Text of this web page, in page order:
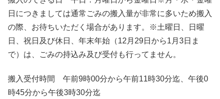
日につきましては通常ごみの搬入量が非常に多いため搬入
の際、お待ちいただく場合があります。※土曜日、日曜
日、祝日及び休日、年末年始（12月29日から1月3日ま
で）は、ごみの持込み及び受付も行ってません。
搬入受付時間 午前9時00分から午前11時30分迄、午後0
時45分から午後3時30分迄